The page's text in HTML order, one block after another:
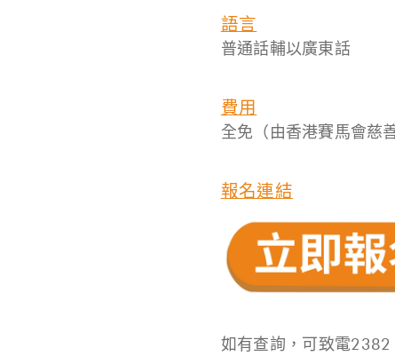
語言
普通話輔以廣東話
費用
全免（由香港賽馬會慈
報名連結
如有查詢，可致電2382